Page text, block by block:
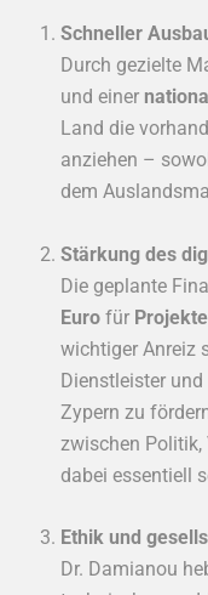
Schneller
Durch gezielte
und einer
Land die
anziehen –
dem
Stärkung des
Die geplante
Euro für
wichtiger Anreiz
Dienstleister
Zypern zu
zwischen
dabei essentiell
Ethik und
Dr. Damianou